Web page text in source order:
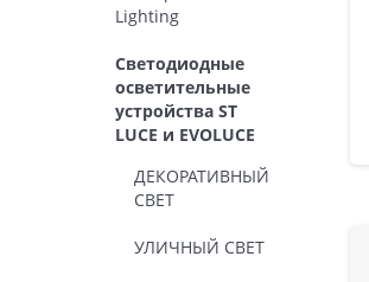
Lighting
Светодиодные
осветительные
устройства ST
LUCE и EVOLUCE
ДЕКОРАТИВНЫЙ
СВЕТ
УЛИЧНЫЙ СВЕТ